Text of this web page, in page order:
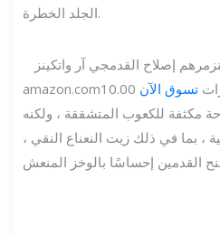
الجلد الخطرة.
مرهم إصلاح القدمجي آر واتكينز
amazon.com
تسوق الآن
مكثفة للكعوب المتشققة ، ولكنه
، بما في ذلك زيت النعناع النقي ،